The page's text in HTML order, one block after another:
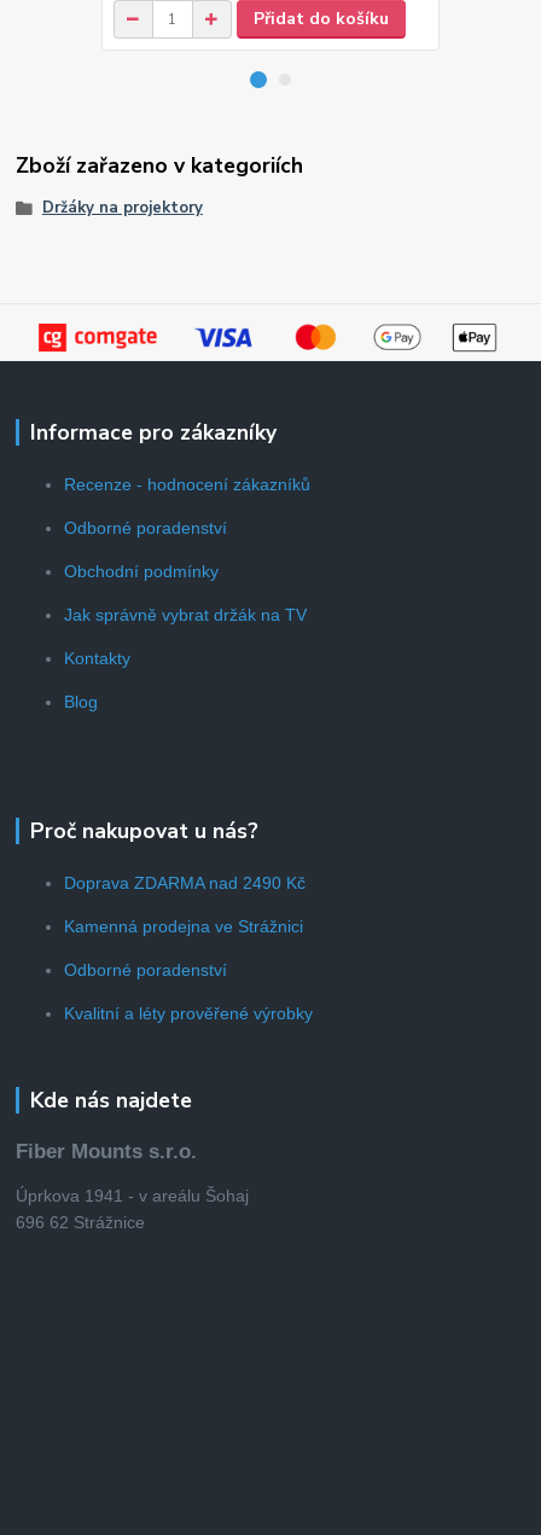
Přidat do košíku
Zboží zařazeno v kategoriích
Držáky na projektory
Informace pro zákazníky
Recenze - hodnocení zákazníků
Odborné poradenství
Obchodní podmínky
Jak správně vybrat držák na TV
Kontakty
Blog
Proč nakupovat u nás?
Doprava ZDARMA nad 2490 Kč
Kamenná prodejna ve Strážnici
Odborné poradenství
Kvalitní a léty prověřené výrobky
Kde nás najdete
Fiber Mounts s.r.o.
Úprkova 1941 - v areálu Šohaj
696 62 Strážnice